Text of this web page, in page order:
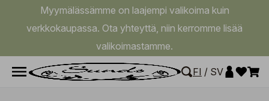
Myymälässämme on laajempi valikoima kuin
verkkokaupassa. Ota yhteyttä, niin kerromme lisää
valikoimastamme.
FI / SV